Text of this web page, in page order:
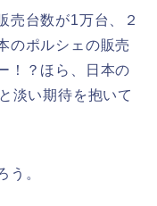
売台数が1万台、２
のポルシェの販売
！？ほら、日本の
淡い期待を抱いて
う。